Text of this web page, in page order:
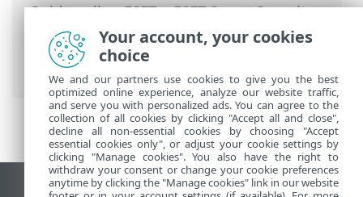
Guida online ESET>ESET Smart Security
Premium
>Configurazione avanzata>
Interfaccia utente
> Elementi
dell'interfaccia utente
Your account, your cookies
choice
We and our partners use cookies to give you the best
optimized online experience, analyze our website traffic,
and serve you with personalized ads. You can agree to the
collection of all cookies by clicking "Accept all and close",
decline all non-essential cookies by choosing "Accept
essential cookies only", or adjust your cookie settings by
clicking "Manage cookies". You also have the right to
withdraw your consent or change your cookie preferences
anytime by clicking the "Manage cookies" link in our website